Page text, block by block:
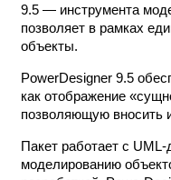
9.5 — инструмента
позволяет в рамках
объекты.
PowerDesigner 9.5
как отображение
позволяющую вносить
Пакет работает с
моделированию